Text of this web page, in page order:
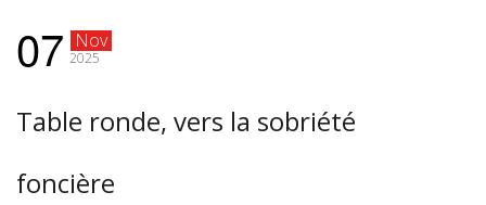
07 Nov
2025
Table ronde, vers la sobriété
foncière